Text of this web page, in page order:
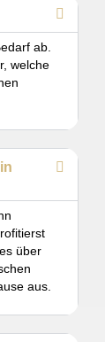
ab.
welche
über
aus.